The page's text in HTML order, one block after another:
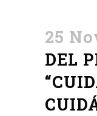
25
DEL